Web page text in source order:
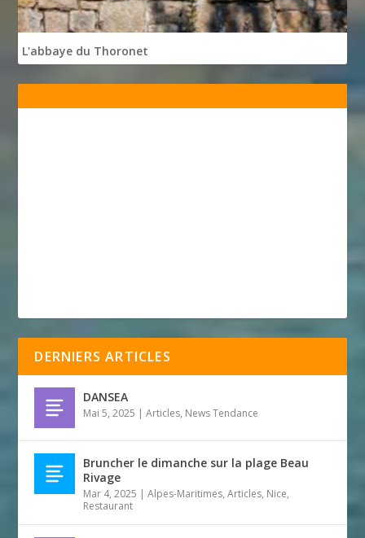
L'abbaye du Thoronet
DERNIERS ARTICLES
DANSEA
Mai 5, 2025 |Articles, News Tendance
Bruncher le dimanche sur la plage Beau
Rivage
Mar 4, 2025 |Alpes-Maritimes,Articles, Nice,
Restaurant